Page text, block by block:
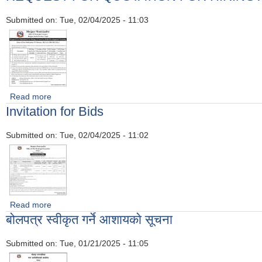
Submitted on: Tue, 02/04/2025 - 11:03
Read more
Invitation for Bids
Submitted on: Tue, 02/04/2025 - 11:02
Read more
बोलपत्र स्वीकृत गर्ने आशायकाे सूचना
Submitted on: Tue, 01/21/2025 - 11:05